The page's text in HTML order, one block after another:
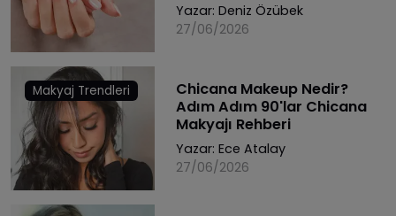
Yazar: Deniz Özübek
27/06/2026
Makyaj Trendleri
Chicana Makeup Nedir?
Adım Adım 90'lar Chicana
Makyajı Rehberi
Yazar: Ece Atalay
27/06/2026